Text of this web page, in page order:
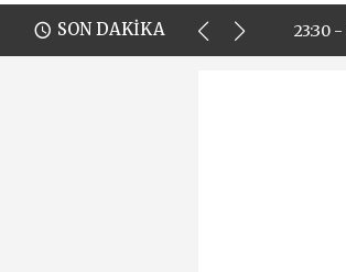
SON DAKİKA 23:30